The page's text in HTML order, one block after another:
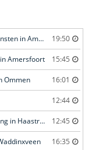
Brand in trein leidt tot grote inzet van hulpdiensten in Amersfoort 19:50
Amersfoort 15:45
Ommen 16:01
12:44
Flinke bermbrand veroorzaakt rookontwikkeling in Haastrecht 12:45
16:35